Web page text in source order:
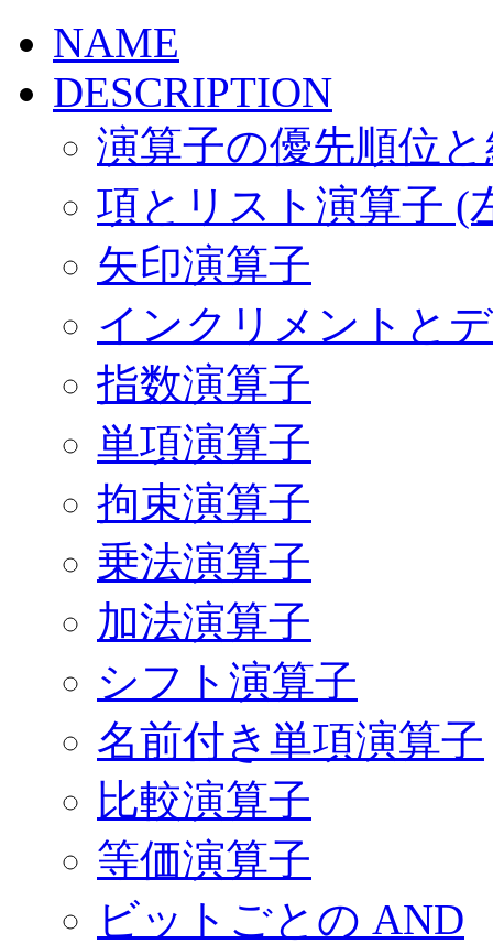
NAME
DESCRIPTION
演算子の優先順位
項とリスト演算子 (
矢印演算子
インクリメントと
指数演算子
単項演算子
拘束演算子
乗法演算子
加法演算子
シフト演算子
名前付き単項演算子
比較演算子
等価演算子
ビットごとの AND